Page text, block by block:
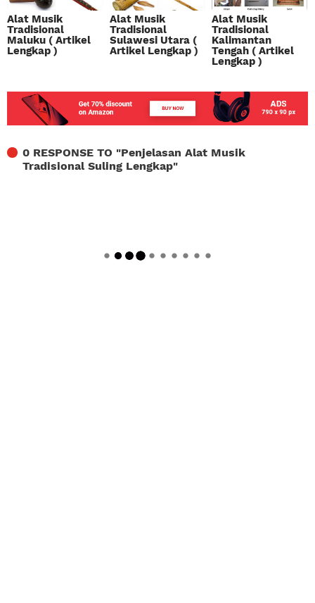
Alat Musik
Tradisional
Maluku ( Artikel
Lengkap )
Alat Musik
Tradisional
Sulawesi Utara (
Artikel Lengkap )
Alat Musik
Tradisional
Kalimantan
Tengah ( Artikel
Lengkap )
0 RESPONSE TO "Penjelasan Alat Musik
Tradisional Suling Lengkap"